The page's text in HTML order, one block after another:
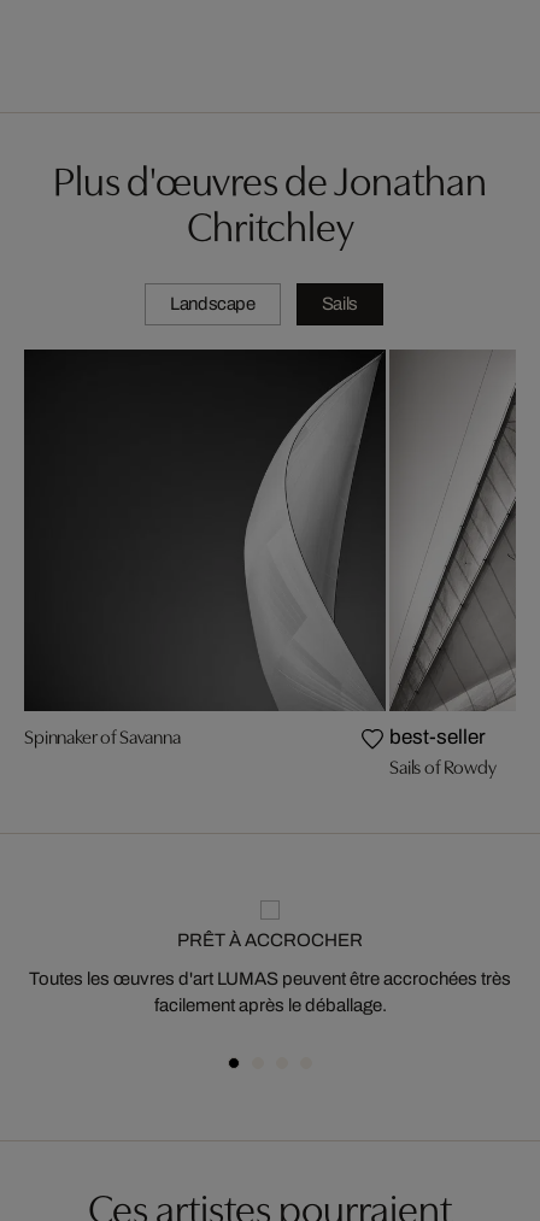
Plus d'œuvres de Jonathan
Chritchley
Landscape Sails
Spinnaker of Savanna best-seller
Sails of Rowdy
PRÊT À ACCROCHER
Toutes les œuvres d'art LUMAS peuvent être accrochées très
facilement après le déballage.
Ces artistes pourraient